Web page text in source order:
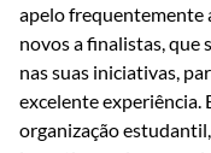
apelo frequentemente
novos a finalistas, que
nas suas iniciativas,
excelente experiência.
organização